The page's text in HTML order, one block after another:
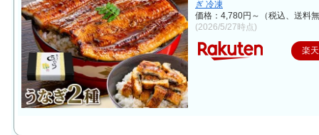
ぎ 冷凍
価格：4,780円～（税込、送料
(2026/5/27時点)
楽